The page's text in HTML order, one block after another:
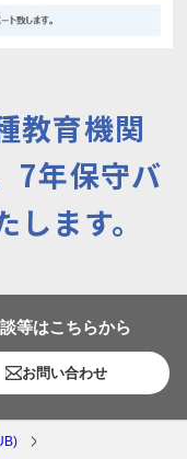
教育機関
7年保守バ
ます。
等はこちらから
お問い合わせ